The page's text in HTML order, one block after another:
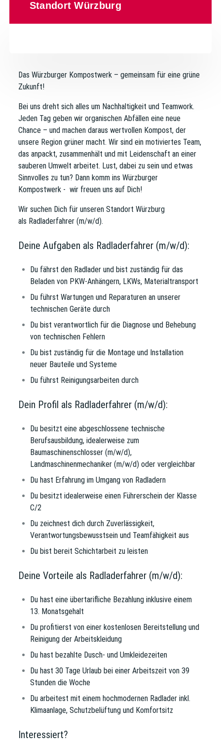
Standort Würzburg
Das Würzburger Kompostwerk – gemeinsam für eine grüne
Zukunft!
Bei uns dreht sich alles um Nachhaltigkeit und Teamwork.
Jeden Tag geben wir organischen Abfällen eine neue
Chance – und machen daraus wertvollen Kompost, der
unsere Region grüner macht. Wir sind ein motiviertes Team,
das anpackt, zusammenhält und mit Leidenschaft an einer
sauberen Umwelt arbeitet. Lust, dabei zu sein und etwas
Sinnvolles zu tun? Dann komm ins Würzburger
Kompostwerk - wir freuen uns auf Dich!
Wir suchen Dich für unseren Standort Würzburg
als Radladerfahrer (m/w/d).
Deine Aufgaben als Radladerfahrer (m/w/d):
Du fährst den Radlader und bist zuständig für das
Beladen von PKW-Anhängern, LKWs, Materialtransport
Du führst Wartungen und Reparaturen an unserer
technischen Geräte durch
Du bist verantwortlich für die Diagnose und Behebung
von technischen Fehlern
Du bist zuständig für die Montage und Installation
neuer Bauteile und Systeme
Du führst Reinigungsarbeiten durch
Dein Profil als Radladerfahrer (m/w/d):
Du besitzt eine abgeschlossene technische
Berufsausbildung, idealerweise zum
Baumaschinenschlosser (m/w/d),
Landmaschinenmechaniker (m/w/d) oder vergleichbar
Du hast Erfahrung im Umgang von Radladern
Du besitzt idealerweise einen Führerschein der Klasse
C/2
Du zeichnest dich durch Zuverlässigkeit,
Verantwortungsbewusstsein und Teamfähigkeit aus
Du bist bereit Schichtarbeit zu leisten
Deine Vorteile als Radladerfahrer (m/w/d):
Du hast eine übertarifliche Bezahlung inklusive einem
13. Monatsgehalt
Du profitierst von einer kostenlosen Bereitstellung und
Reinigung der Arbeitskleidung
Du hast bezahlte Dusch- und Umkleidezeiten
Du hast 30 Tage Urlaub bei einer Arbeitszeit von 39
Stunden die Woche
Du arbeitest mit einem hochmodernen Radlader inkl.
Klimaanlage, Schutzbelüftung und Komfortsitz
Interessiert?